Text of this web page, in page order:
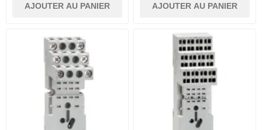
AJOUTER AU PANIER AJOUTER AU PANIER